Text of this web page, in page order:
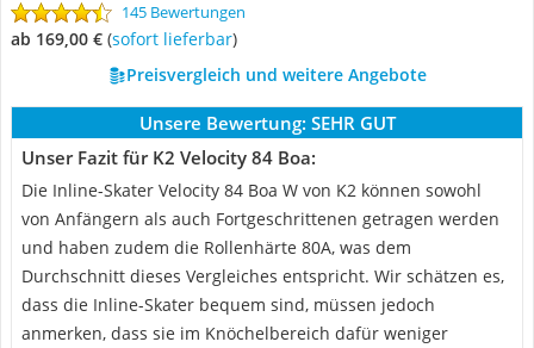
145 Bewertungen
ab 169,00 € ( Sofort lieferbar)
Preisvergleich und weitere Angebote
Unsere Bewertung: SEHR GUT
Unser Fazit für K2 Velocity 84 Boa:
Die Inline-Skater Velocity 84 Boa W von K2 können sowohl
von Anfängern als auch Fortgeschrittenen getragen werden
und haben zudem die Rollenhärte 80A, was dem
Durchschnitt dieses Vergleiches entspricht. Wir schätzen es,
dass die Inline-Skater bequem sind, müssen jedoch
anmerken, dass sie im Knöchelbereich dafür weniger